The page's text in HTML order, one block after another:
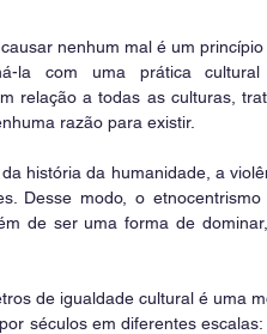
nenhum mal é um
la com uma prática
relação a todas as culturas,
razão para existir.
história da humanidade, a
Desse modo, o
de ser uma forma de
de igualdade cultural é uma
séculos em diferentes